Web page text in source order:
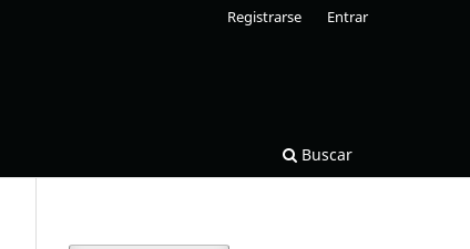
Buscar
Registrarse Entrar